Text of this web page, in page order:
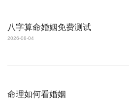
八字算命婚姻免费测试
2026-08-04
命理如何看婚姻